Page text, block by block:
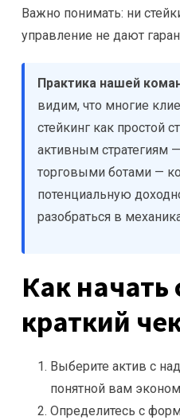
Важно понимать: ни
управление не дают
Практика нашей
видим, что многие
стейкинг как простой
активным стратегиям
торговыми ботами —
потенциальную
разобраться в
Как начать
краткий
Выберите актив с
понятной вам
Определитесь с